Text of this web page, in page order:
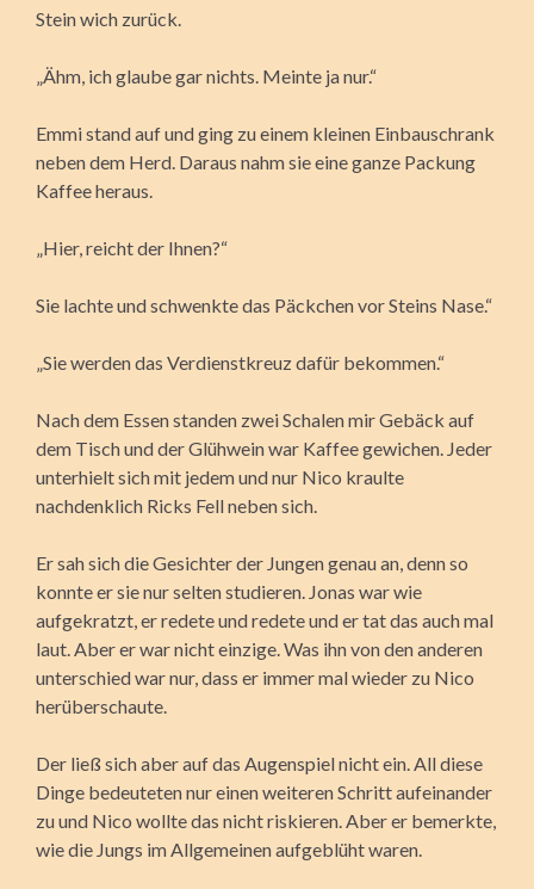
Stein wich zurück.
„Ähm, ich glaube gar nichts. Meinte ja nur.“
Emmi stand auf und ging zu einem kleinen Einbauschrank
neben dem Herd. Daraus nahm sie eine ganze Packung
Kaffee heraus.
„Hier, reicht der Ihnen?“
Sie lachte und schwenkte das Päckchen vor Steins Nase.“
„Sie werden das Verdienstkreuz dafür bekommen.“
Nach dem Essen standen zwei Schalen mir Gebäck auf
dem Tisch und der Glühwein war Kaffee gewichen. Jeder
unterhielt sich mit jedem und nur Nico kraulte
nachdenklich Ricks Fell neben sich.
Er sah sich die Gesichter der Jungen genau an, denn so
konnte er sie nur selten studieren. Jonas war wie
aufgekratzt, er redete und redete und er tat das auch mal
laut. Aber er war nicht einzige. Was ihn von den anderen
unterschied war nur, dass er immer mal wieder zu Nico
herüberschaute.
Der ließ sich aber auf das Augenspiel nicht ein. All diese
Dinge bedeuteten nur einen weiteren Schritt aufeinander
zu und Nico wollte das nicht riskieren. Aber er bemerkte,
wie die Jungs im Allgemeinen aufgeblüht waren.